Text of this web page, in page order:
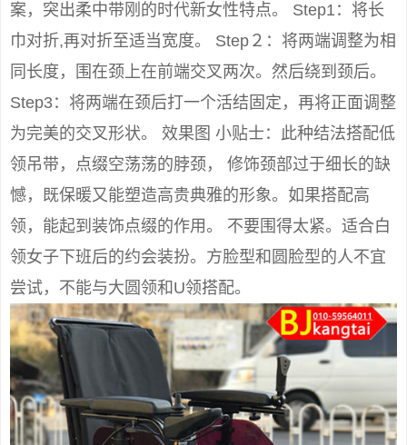
案，突出柔中带刚的时代新女性特点。 Step1：将长
巾对折,再对折至适当宽度。 Step２：将两端调整为相
同长度，围在颈上在前端交叉两次。然后绕到颈后。
Step3：将两端在颈后打一个活结固定，再将正面调整
为完美的交叉形状。 效果图 小贴士：此种结法搭配低
领吊带，点缀空荡荡的脖颈， 修饰颈部过于细长的缺
憾，既保暖又能塑造高贵典雅的形象。如果搭配高
领，能起到装饰点缀的作用。 不要围得太紧。适合白
领女子下班后的约会装扮。方脸型和圆脸型的人不宜
尝试，不能与大圆领和U领搭配。